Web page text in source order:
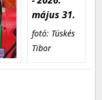
május 31.
fotó: Tüskés
Tibor